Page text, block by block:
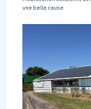
une belle cause